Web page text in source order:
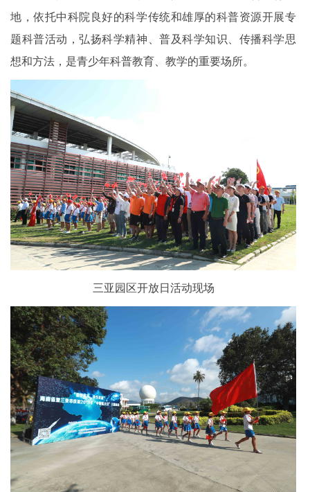
地，依托中科院良好的科学传统和雄厚的科普资源开展专
题科普活动，弘扬科学精神、普及科学知识、传播科学思
想和方法，是青少年科普教育、教学的重要场所。
三亚园区开放日活动现场